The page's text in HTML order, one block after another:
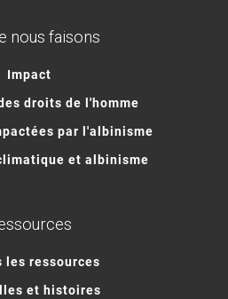
nous faisons
Impact
droits de l'homme
par l'albinisme
et albinisme
les ressources
et histoires